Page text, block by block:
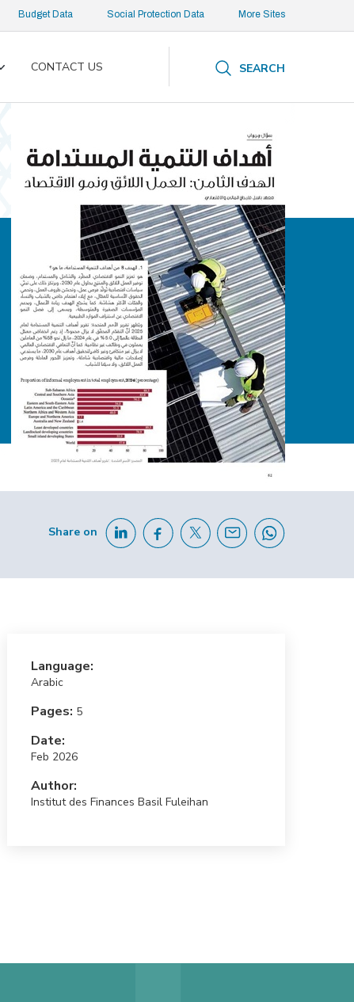
Budget Data Social Protection Data More Sites
Toggle
CONTACT US SEARCH
Share on
Language:
Arabic
Pages: 5
Date:
Feb 2026
Author:
Institut des Finances Basil Fuleihan